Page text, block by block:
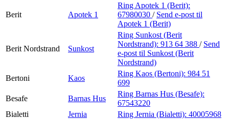
Berit Apotek 1
Ring Apotek 1 (Berit):
67980030 / Send e-post til
Apotek 1 (Berit)
Berit Nordstrand Sunkost
Ring Sunkost (Berit
Nordstrand): 913 64 388 / Send
e-post til Sunkost (Berit
Nordstrand)
Bertoni
Kaos
Ring Kaos (Bertoni): 984 51
699
Besafe
Barnas Hus
Ring Barnas Hus (Besafe):
67543220
Bialetti
Jernia Ring Jernia (Bialetti): 40005968